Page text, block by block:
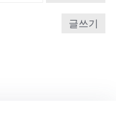
글쓰기